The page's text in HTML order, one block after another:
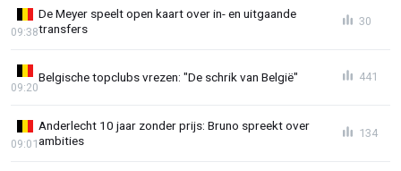
De Meyer speelt open kaart over in- en uitgaande
transfers
09:38
30
Belgische topclubs vrezen: "De schrik van België"
09:20
441
Anderlecht 10 jaar zonder prijs: Bruno spreekt over
ambities
09:01
134